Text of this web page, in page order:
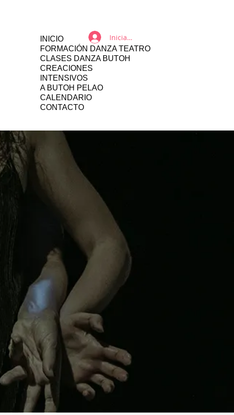
INICIO
FORMACIÓN DANZA TEATRO
CLASES DANZA BUTOH
CREACIONES
INTENSIVOS
A BUTOH PELAO
CALENDARIO
CONTACTO
Iniciar sesión